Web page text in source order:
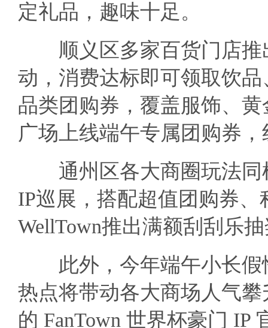
定礼品，趣味十足。
顺义区多家百货门店推
动，消费达标即可领取饮
品类团购券，覆盖服饰、
广场上线端午专属团购券
通州区各大商圈玩法同
IP巡展，搭配超值团购券
WellTown推出满额刮刮乐
此外，今年端午小长假
热点将带动各大商场人气
的 FanTown 世界杯豪门 IP